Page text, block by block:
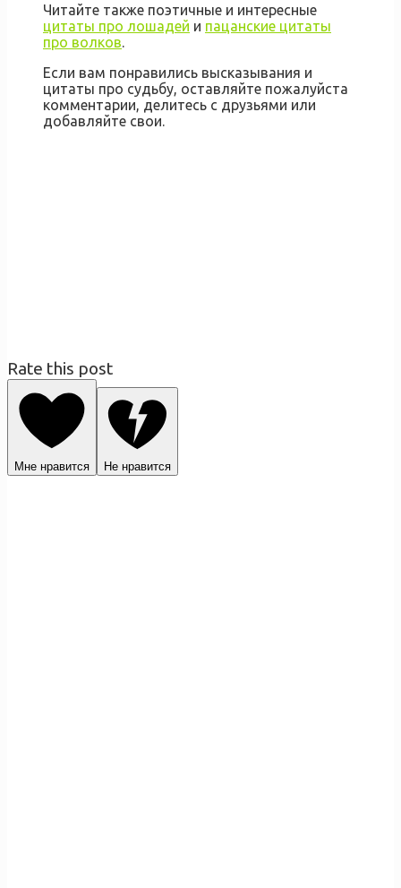
Читайте также поэтичные и интересные
цитаты про лошадей и пацанские цитаты
про волков.
Если вам понравились высказывания и
цитаты про судьбу, оставляйте пожалуйста
комментарии, делитесь с друзьями или
добавляйте свои.
Rate this post
Мне нравится Не нравится